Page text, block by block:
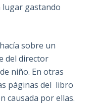
gastando
sobre un
del director
niño. En otras
páginas del libro
causada por ellas.